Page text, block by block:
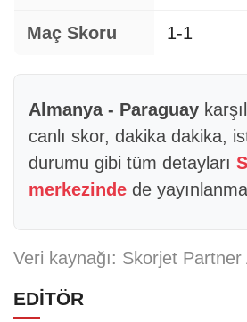
Maç Skoru 1-1
Almanya - Paraguay
canlı skor, dakika dakika,
durumu gibi tüm detayları
merkezinde de
Veri kaynağı: Skorjet Partner
EDİTÖR